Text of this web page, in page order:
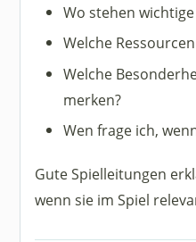
Wo stehen
Welche
Welche
merken?
Wen frage ich,
Gute Spielleitungen
wenn sie im Spiel